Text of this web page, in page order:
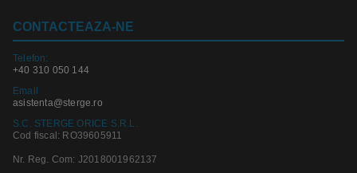
CONTACTEAZA-NE
Telefon:
+40 310 050 144
Email
asistenta@sterge.ro
S.C. STERGE ORICE S.R.L.
Cod fiscal: RO39605911
Nr. Reg. Com: J2018001962137